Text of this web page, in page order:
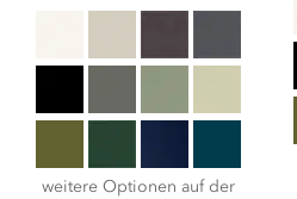
weitere Optionen auf der